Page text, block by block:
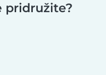
pridružite?